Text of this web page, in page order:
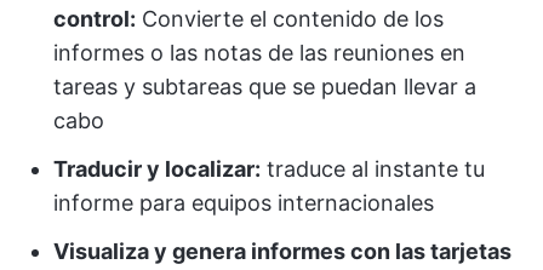
control: Convierte el contenido de los
informes o las notas de las reuniones en
tareas y subtareas que se puedan llevar a
cabo
Traducir y localizar: traduce al instante tu
informe para equipos internacionales
Visualiza y genera informes con las tarjetas